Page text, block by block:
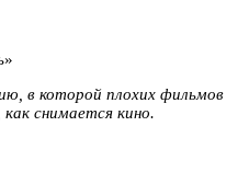
в которой плохих фильмов
снимается кино.